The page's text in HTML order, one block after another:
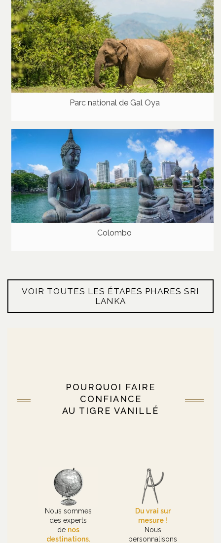
Parc national de Gal Oya
Colombo
VOIR TOUTES LES ÉTAPES PHARES SRI
LANKA
POURQUOI FAIRE
CONFIANCE
AU TIGRE VANILLÉ
Nous sommes
des experts
de nos
destinations.
Du vrai sur
mesure !
Nous
personnalisons